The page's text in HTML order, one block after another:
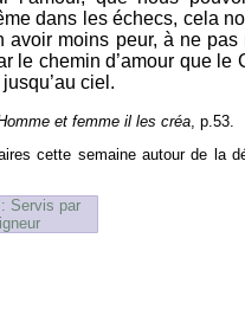
dans les échecs, cela
avoir moins peur, à ne
le chemin d’amour que
ciel.
et femme il les créa , p.53.
cette semaine autour de la
Servis par